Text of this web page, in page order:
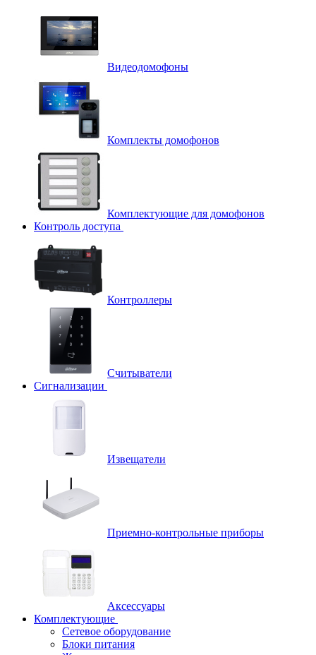
Видеодомофоны
Комплекты домофонов
Комплектующие для домофонов
Контроль доступа
Контроллеры
Считыватели
Сигнализации
Извещатели
Приемно-контрольные приборы
Аксессуары
Комплектующие
Сетевое оборудование
Блоки питания